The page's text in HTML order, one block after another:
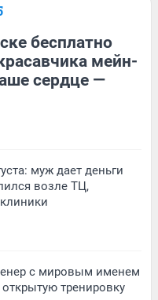
бесплатно
мейн-
сердце —
муж дает деньги
возле ТЦ,
с мировым именем
тренировку